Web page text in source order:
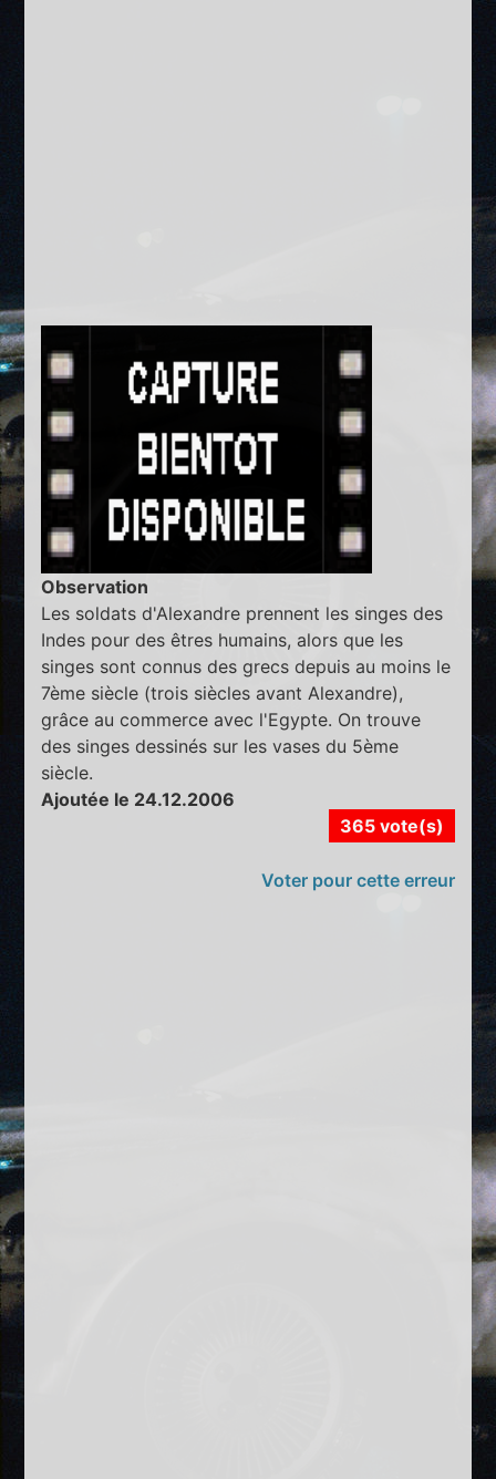
Observation
Les soldats d'Alexandre prennent les singes des
Indes pour des êtres humains, alors que les
singes sont connus des grecs depuis au moins le
7ème siècle (trois siècles avant Alexandre),
grâce au commerce avec l'Egypte. On trouve
des singes dessinés sur les vases du 5ème
siècle.
Ajoutée le 24.12.2006
365 vote(s)
Voter pour cette erreur